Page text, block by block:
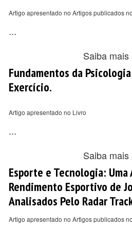
Artigo apresentado no Artigos publicados
...
Saiba
Fundamentos da
Exercício.
Artigo apresentado no Livro
...
Saiba
Esporte e Tecnologia: Uma
Rendimento Esportivo de
Analisados Pelo Radar
Artigo apresentado no Artigos publicados